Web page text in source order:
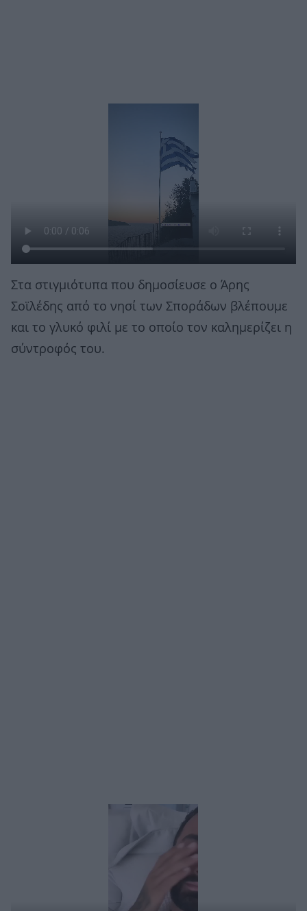
Στα στιγμιότυπα που δημοσίευσε ο Άρης
Σοϊλέδης από το νησί των Σποράδων βλέπουμε
και το γλυκό φιλί με το οποίο τον καλημερίζει η
σύντροφός του.